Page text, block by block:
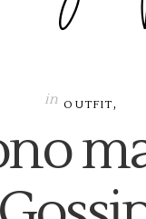
in OUTFIT,